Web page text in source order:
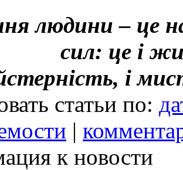
людини – це
сил: це і
і
статьи по:
|
к новости